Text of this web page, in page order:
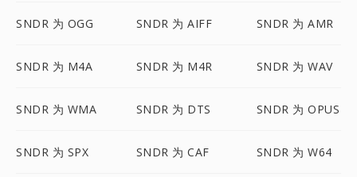
SNDR 为 OGG SNDR 为 AIFF SNDR 为 AMR
SNDR 为 M4A SNDR 为 M4R SNDR 为 WAV
SNDR 为 WMA SNDR 为 DTS SNDR 为 OPUS
SNDR 为 SPX SNDR 为 CAF SNDR 为 W64